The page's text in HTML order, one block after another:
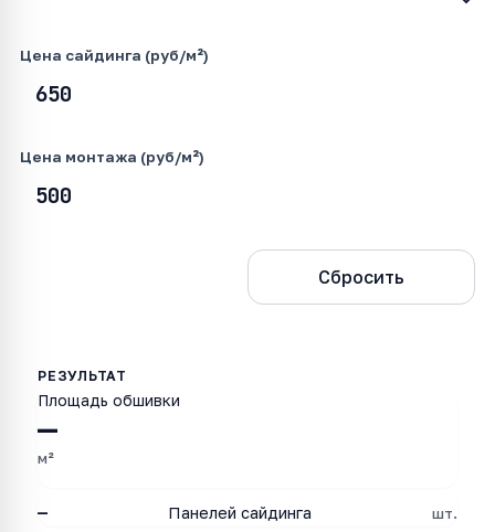
Цена сайдинга (руб/м²)
Цена монтажа (руб/м²)
Сбросить
—
Площадь обшивки
м²
— Панелей сайдинга шт.